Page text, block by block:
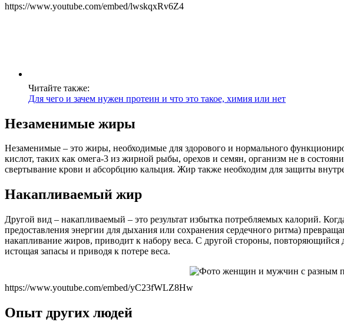
https://www.youtube.com/embed/lwskqxRv6Z4
Читайте также:
Для чего и зачем нужен протеин и что это такое, химия или нет
Незаменимые жиры
Незаменимые – это жиры, необходимые для здорового и нормального
кислот, таких как омега-3 из жирной рыбы, орехов и семян, организм не в
свертывание крови и абсорбцию кальция. Жир также необходим для защиты
Накапливаемый жир
Другой вид – накапливаемый – это результат избытка потребляемых калорий.
предоставления энергии для дыхания или сохранения сердечного ритма)
накапливание жиров, приводит к набору веса. С другой стороны, повторяющийся
истощая запасы и приводя к потере веса.
https://www.youtube.com/embed/yC23fWLZ8Hw
Опыт других людей